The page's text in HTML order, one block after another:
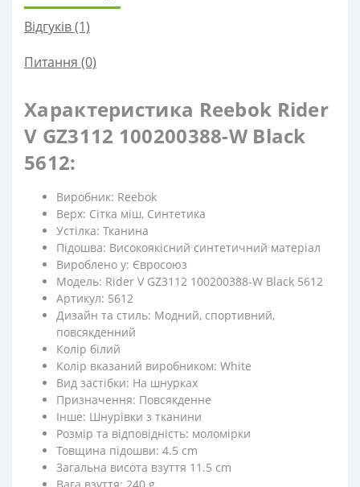
Відгуків (1)
Питання (0)
Характеристика Reebok Rider
V GZ3112 100200388-W Black
5612:
Виробник: Reebok
Верх: Cітка міш, Синтетика
Устілка: Тканина
Підошва: Високоякісний синтетичний матеріал
Вироблено у: Євросоюз
Модель: Rider V GZ3112 100200388-W Black 5612
Артикул: 5612
Дизайн та стиль: Модний, спортивний,
повсякденний
Колір білий
Колір вказаний виробником: White
Вид застібки: На шнурках
Призначення: Повсякденне
Iнше: Шнурівки з тканини
Розмір та відповідність: моломірки
Товщина підошви: 4.5 cm
Загальна висота взуття 11.5 cm